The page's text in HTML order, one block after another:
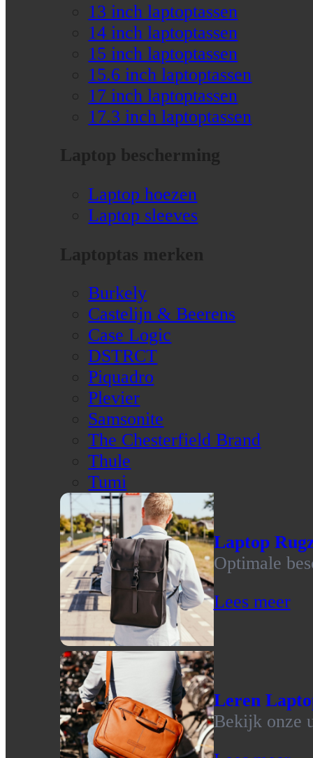
13 inch laptoptassen
14 inch laptoptassen
15 inch laptoptassen
15.6 inch laptoptassen
17 inch laptoptassen
17.3 inch laptoptassen
Laptop bescherming
Laptop hoezen
Laptop sleeves
Laptoptas merken
Burkely
Castelijn & Beerens
Case Logic
DSTRCT
Piquadro
Plevier
Samsonite
The Chesterfield Brand
Thule
Tumi
Laptop
Optimale
Lees meer
Leren
Bekijk onze